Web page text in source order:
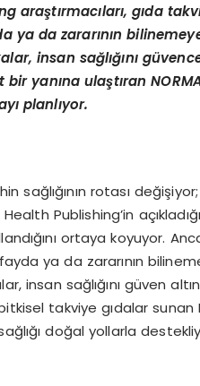
araştırmacıları, gıda
ya da zararının
insan sağlığını
yanına ulaştıran
planlıyor.
sağlığının rotası
Publishing’in
ortaya koyuyor.
ya da zararının
insan sağlığını güven
takviye gıdalar
doğal yollarla